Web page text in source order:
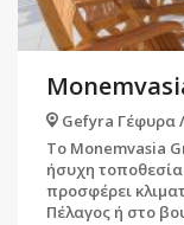
Gefyra Γέφυρα
Το Monemvasia
ήσυχη
προσφέρει
Πέλαγος ή στο